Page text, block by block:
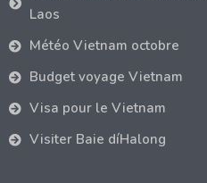
Laos
Météo Vietnam octobre
Budget voyage Vietnam
Visa pour le Vietnam
Visiter Baie díHalong